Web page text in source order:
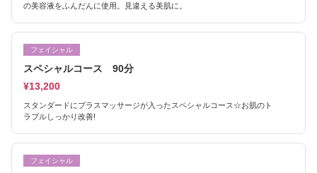
の美容液をふんだんに使用。見違える美肌に。
フェイシャル
スペシャルコース 90分
¥13,200
スタンダードにプラスマッサージが入ったスペシャルコース☆お肌のト
ラブルしっかり改善!
フェイシャル